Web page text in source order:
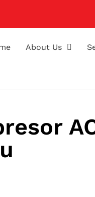
About Us